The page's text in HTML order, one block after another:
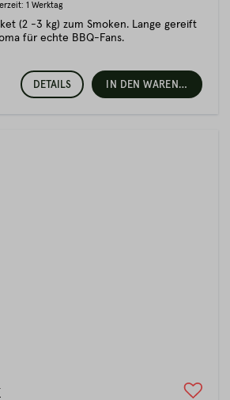
1 Werktag
(2 -3 kg) zum Smoken. Lange gereift
für echte BBQ-Fans.
DETAILS IN DEN WARENKORB